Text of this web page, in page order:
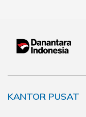
KANTOR PUSAT